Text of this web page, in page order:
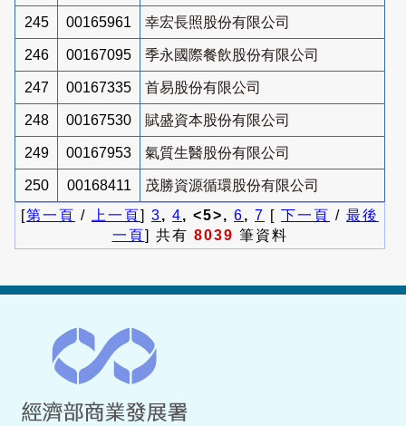
245 00165961 幸宏長照股份有限公司
246 00167095 季永國際餐飲股份有限公司
247 00167335 首易股份有限公司
248 00167530 賦盛資本股份有限公司
249 00167953 氣質生醫股份有限公司
250 00168411
茂勝資源循環股份有限公司
[第一頁 / 上一頁] 3, 4, <5>, 6, 7 [ 下一頁 / 最後
一頁] 共有 8039 筆資料